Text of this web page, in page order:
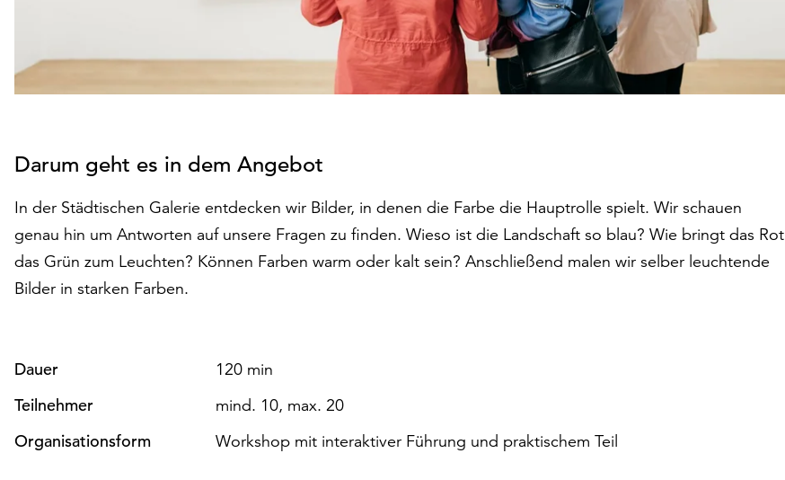
Darum geht es in dem Angebot
In der Städtischen Galerie entdecken wir Bilder, in denen die Farbe die Hauptrolle spielt. Wir schauen
genau hin um Antworten auf unsere Fragen zu finden. Wieso ist die Landschaft so blau? Wie bringt das Rot
das Grün zum Leuchten? Können Farben warm oder kalt sein? Anschließend malen wir selber leuchtende
Bilder in starken Farben.
Dauer
120 min
Teilnehmer
mind. 10, max. 20
Organisationsform
Workshop mit interaktiver Führung und praktischem Teil